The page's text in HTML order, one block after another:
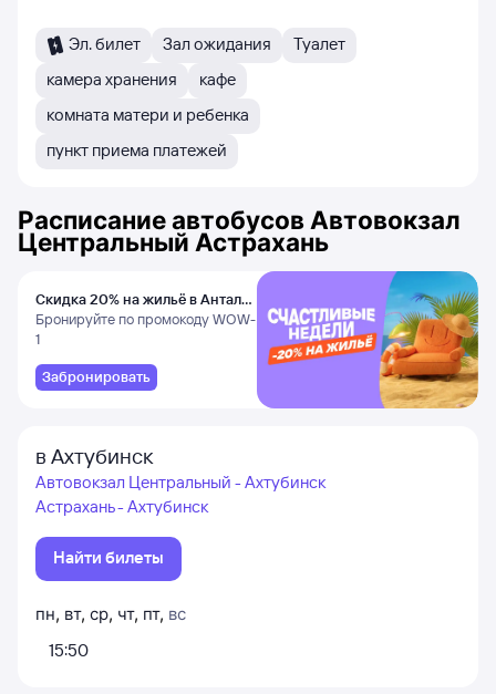
Эл. билет Зал ожидания
Туалет
камера хранения
кафе
комната матери и ребенка
пункт приема платежей
Расписание автобусов Автовокзал
Центральный Астрахань
Скидка 20% на жильё в Анталье
и Даламане
Бронируйте по промокоду WOW-
1
Забронировать
в Ахтубинск
Автовокзал Центральный - Ахтубинск
Астрахань - Ахтубинск
Найти билеты
пн, вт, ср, чт, пт, вс
15:50